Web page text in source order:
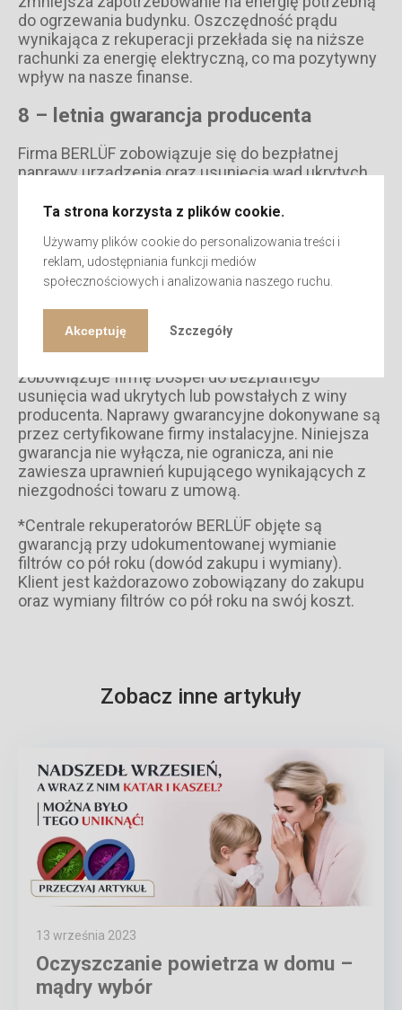
do ogrzewania budynku. Oszczędność prądu
wynikająca z rekuperacji przekłada się na niższe
rachunki za energię elektryczną, co ma pozytywny
wpływ na nasze finanse.
8 – letnia gwarancja producenta
Firma BERLÜF zobowiązuje się do bezpłatnej
naprawy urządzenia oraz usunięcia wad ukrytych
od daty zakupu na centralę wentylacyjną, z
niniejszą gwarancją w okresie gwarancji
udzielonej przez jego producenta.
upływem ostatniego dnia terminu gwarancji na
dany produkt, liczonego od dnia zakupu. Gwarancja
zobowiązuje firmę Dospel do bezpłatnego
usunięcia wad ukrytych lub powstałych z winy
producenta. Naprawy gwarancyjne dokonywane są
przez certyfikowane firmy instalacyjne. Niniejsza
gwarancja nie wyłącza, nie ogranicza, ani nie
zawiesza uprawnień kupującego wynikających z
niezgodności towaru z umową.
*Centrale rekuperatorów BERLÜF objęte są
gwarancją przy udokumentowanej wymianie
filtrów co pół roku (dowód zakupu i wymiany).
Klient jest każdorazowo zobowiązany do zakupu
oraz wymiany filtrów co pół roku na swój koszt.
Zobacz inne artykuły
13 września 2023
Oczyszczanie powietrza w domu –
mądry wybór
Ta strona korzysta z plików cookie.
Używamy plików cookie do personalizowania treści i
reklam, udostępniania funkcji mediów
społecznościowych i analizowania naszego ruchu.
Akceptuję Szczegóły